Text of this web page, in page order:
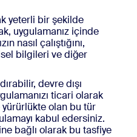
yeterli bir şekilde
uygulamanız içinde
nasıl çalıştığını,
bilgileri ve diğer
devre dışı
ticari olarak
olan bu tür
kabul edersiniz.
bağlı olarak bu tasfiye